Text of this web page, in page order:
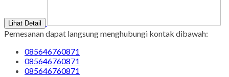
Lihat Detail
Pemesanan dapat langsung menghubungi kontak dibawah:
085646760871
085646760871
085646760871